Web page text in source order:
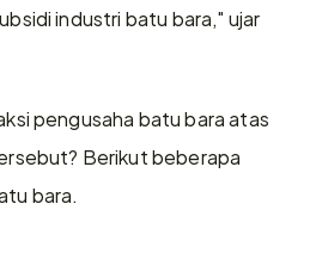
industri batu bara," ujar
pengusaha batu bara atas
Berikut beberapa
bara.